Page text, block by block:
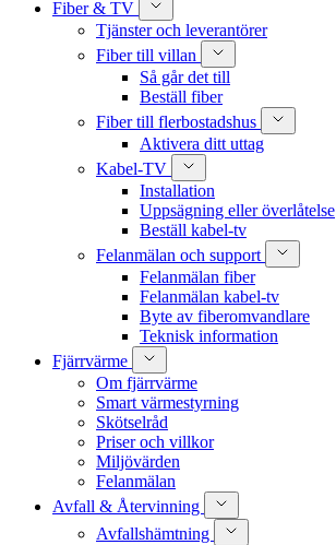
Fiber & TV
Tjänster och leverantörer
Fiber till villan
Så går det till
Beställ fiber
Fiber till flerbostadshus
Aktivera ditt uttag
Kabel-TV
Installation
Uppsägning eller överlåtelse
Beställ kabel-tv
Felanmälan och support
Felanmälan fiber
Felanmälan kabel-tv
Byte av fiberomvandlare
Teknisk information
Fjärrvärme
Om fjärrvärme
Smart värmestyrning
Skötselråd
Priser och villkor
Miljövärden
Felanmälan
Avfall & Återvinning
Avfallshämtning